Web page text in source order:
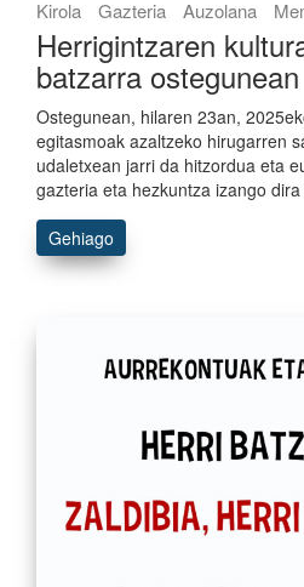
Kirola
Gazteria Auzolana
Herrigintzaren
batzarra ostegunean
Ostegunean, hilaren 23an,
egitasmoak azaltzeko hirugarren
udaletxean jarri da hitzordua eta
gazteria eta hezkuntza izango
Gehiago